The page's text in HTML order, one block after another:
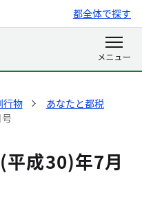
都全体で探す
行物
あなたと都税
成30)年7月